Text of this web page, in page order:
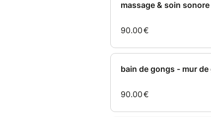
47 Avenue de la Libération
Validité
Bon cadeau valable 1 an
Après achat, le